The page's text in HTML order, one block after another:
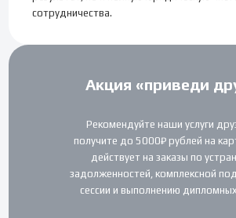
сотрудничества.
Акция «приведи
Рекомендуйте наши услуги
получите до 5000₽ рублей на
действует на заказы по
задолженностей, комплексной
сессии и выполнению